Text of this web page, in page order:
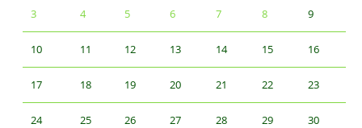
3 4 5 6 7 8 9
10 11 12 13 14 15 16
17 18 19 20 21 22 23
24 25 26 27 28 29 30